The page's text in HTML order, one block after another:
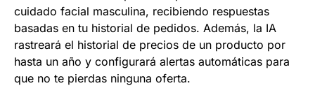
cuidado facial masculina, recibiendo respuestas
basadas en tu historial de pedidos. Además, la IA
rastreará el historial de precios de un producto por
hasta un año y configurará alertas automáticas para
que no te pierdas ninguna oferta.